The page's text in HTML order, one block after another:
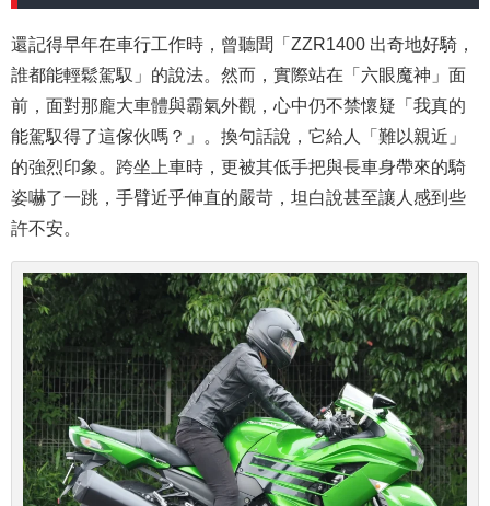
還記得早年在車行工作時，曾聽聞「ZZR1400 出奇地好騎，
誰都能輕鬆駕馭」的說法。然而，實際站在「六眼魔神」面
前，面對那龐大車體與霸氣外觀，心中仍不禁懷疑「我真的
能駕馭得了這傢伙嗎？」。換句話說，它給人「難以親近」
的強烈印象。跨坐上車時，更被其低手把與長車身帶來的騎
姿嚇了一跳，手臂近乎伸直的嚴苛，坦白說甚至讓人感到些
許不安。